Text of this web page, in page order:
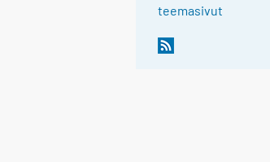
teemasivut